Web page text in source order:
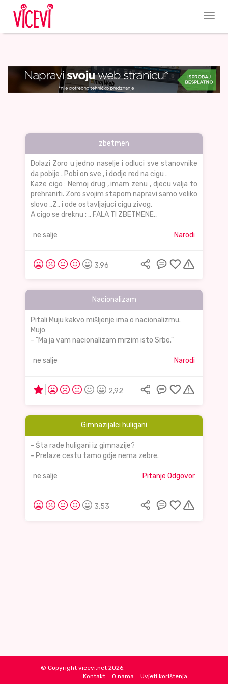
zbetmen
Dolazi Zoro u jedno naselje i odluci sve stanovnike
da pobije . Pobi on sve , i dodje red na cigu .
Kaze cigo : Nemoj drug , imam zenu , djecu valja to
prehraniti. Zoro svojim stapom napravi samo veliko
slovo ,,Z,, i ode ostavljajuci cigu zivog.
A cigo se dreknu : ,, FALA TI ZBETMENE,,
ne salje Narodi
3,96
Nacionalizam
Pitali Muju kakvo mišljenje ima o nacionalizmu.
Mujo:
- "Ma ja vam nacionalizam mrzim isto Srbe."
ne salje Narodi
2,92
Gimnazijalci huligani
- Šta rade huligani iz gimnazije?
- Prelaze cestu tamo gdje nema zebre.
ne salje Pitanje Odgovor
3,53
© Copyright vicevi.net 2026.
Kontakt
O nama Uvjeti korištenja